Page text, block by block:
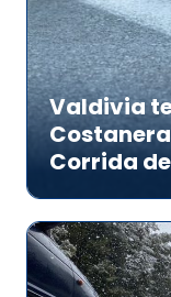
Valdivia
Corrida